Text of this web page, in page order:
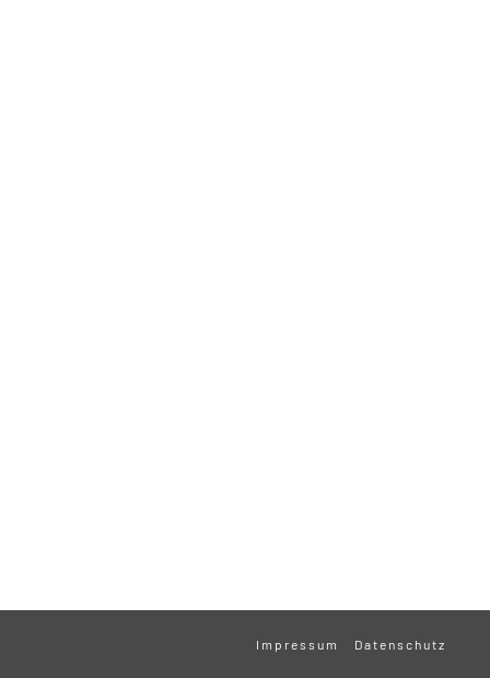
Impressum Datenschutz